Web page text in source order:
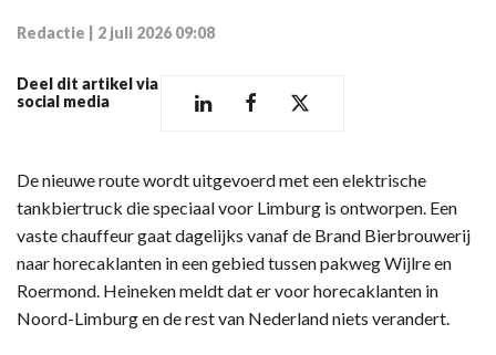
Redactie 2 juli 2026 09:08
Deel dit artikel via
social media
De nieuwe route wordt uitgevoerd met een elektrische
tankbiertruck die speciaal voor Limburg is ontworpen. Een
vaste chauffeur gaat dagelijks vanaf de Brand Bierbrouwerij
naar horecaklanten in een gebied tussen pakweg Wijlre en
Roermond. Heineken meldt dat er voor horecaklanten in
Noord-Limburg en de rest van Nederland niets verandert.